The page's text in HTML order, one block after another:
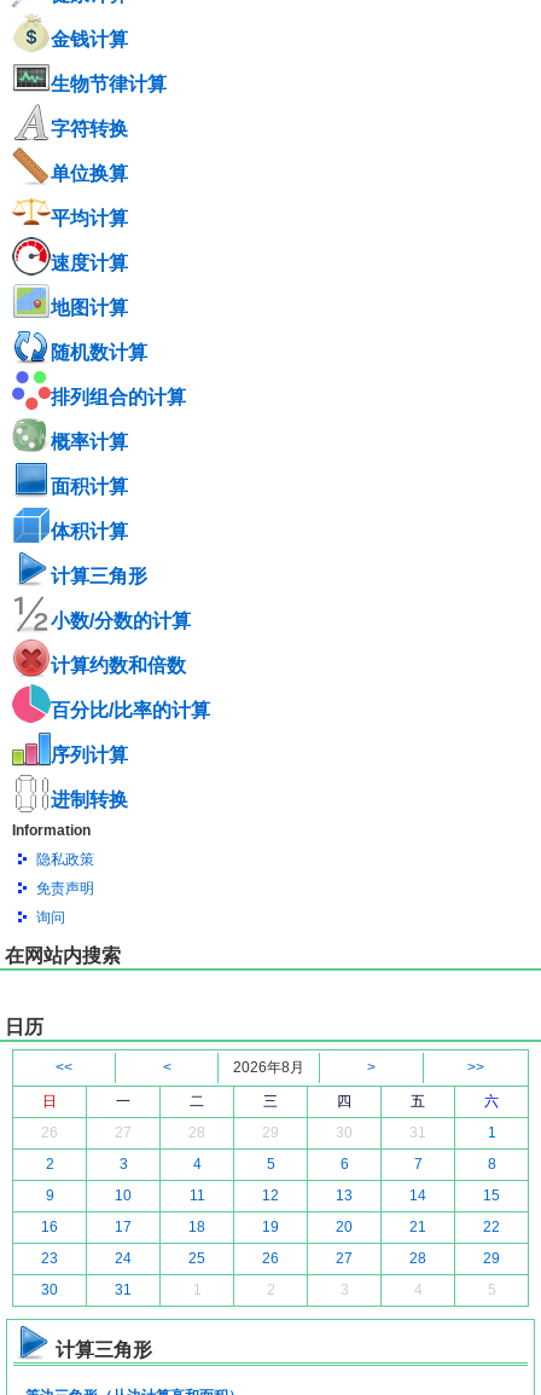
金钱计算
生物节律计算
字符转换
单位换算
平均计算
速度计算
地图计算
随机数计算
排列组合的计算
概率计算
面积计算
体积计算
计算三角形
小数/分数的计算
计算约数和倍数
百分比/比率的计算
序列计算
进制转换
Information
隐私政策
免责声明
询问
在网站内搜索
日历
<< < 2026年8月 >
>>
日
一 二 三 四 五
六
26
27 28 29 30 31
1
2
3 4 5 6 7
8
9
10 11 12 13 14
15
16
17 18 19 20 21
22
23
24 25 26 27 28
29
30
31 1 2 3 4 5
计算三角形